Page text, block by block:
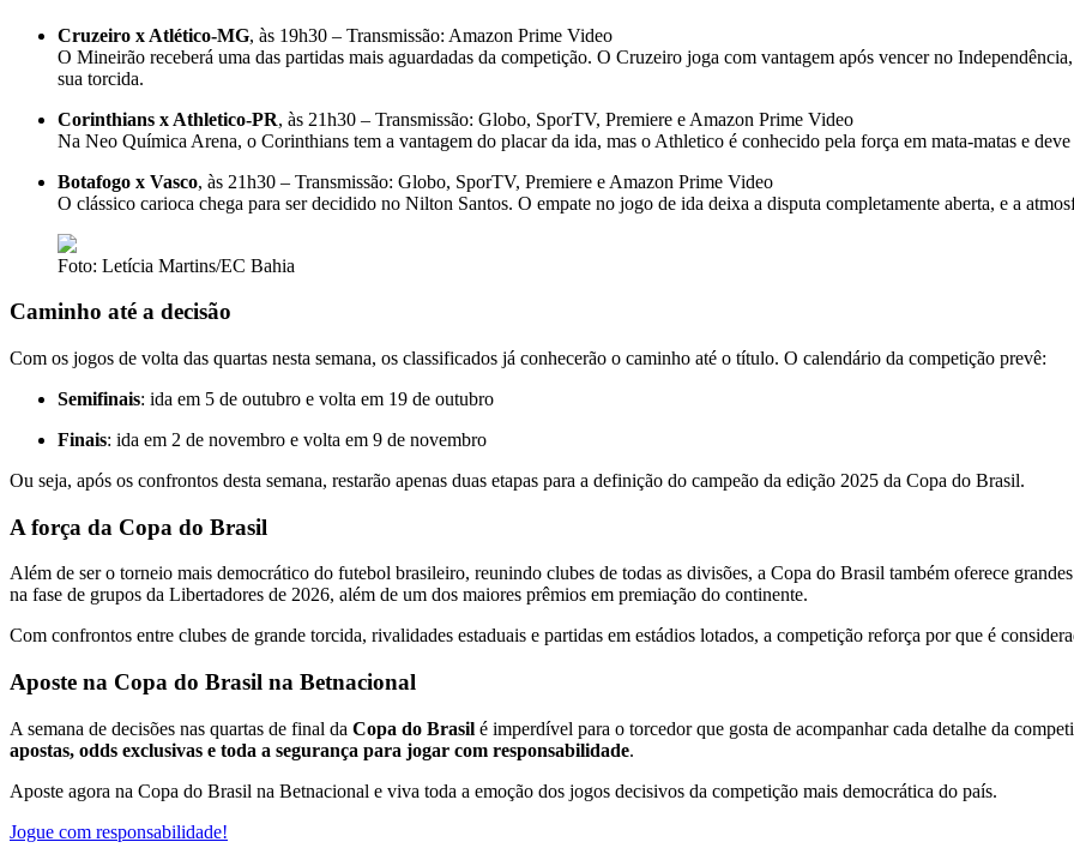
Cruzeiro x Atlético-MG, às 19h30 – Transmissão: Amazon Prime Video
O Mineirão receberá uma das partidas mais aguardadas da competição. O Cruzeiro joga com vantagem após vencer no
sua torcida.
Corinthians x Athletico-PR, às 21h30 – Transmissão: Globo, SporTV, Premiere e Amazon Prime Video
Na Neo Química Arena, o Corinthians tem a vantagem do placar da ida, mas o Athletico é conhecido pela força em mata-matas e deve
Botafogo x Vasco, às 21h30 – Transmissão: Globo, SporTV, Premiere e Amazon Prime Video
O clássico carioca chega para ser decidido no Nilton Santos. O empate no jogo de ida deixa a disputa completamente aberta, e a
Foto: Letícia Martins/EC Bahia
Caminho até a decisão
Com os jogos de volta das quartas nesta semana, os classificados já conhecerão o caminho até o título. O calendário da competição prevê:
Semifinais: ida em 5 de outubro e volta em 19 de outubro
Finais: ida em 2 de novembro e volta em 9 de novembro
Ou seja, após os confrontos desta semana, restarão apenas duas etapas para a definição do campeão da edição 2025 da Copa do Brasil.
A força da Copa do Brasil
Além de ser o torneio mais democrático do futebol brasileiro, reunindo clubes de todas as divisões, a Copa do Brasil também oferece
na fase de grupos da Libertadores de 2026, além de um dos maiores prêmios em premiação do continente.
Com confrontos entre clubes de grande torcida, rivalidades estaduais e partidas em estádios lotados, a competição reforça por que é
Aposte na Copa do Brasil na Betnacional
A semana de decisões nas quartas de final da Copa do Brasil é imperdível para o torcedor que gosta de acompanhar cada detalhe da
apostas, odds exclusivas e toda a segurança para jogar com responsabilidade.
Aposte agora na Copa do Brasil na Betnacional e viva toda a emoção dos jogos decisivos da competição mais democrática do país.
Jogue com responsabilidade!